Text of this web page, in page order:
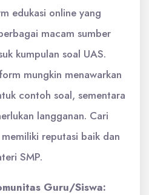
edukasi online yang
macam sumber
kumpulan soal UAS.
mungkin menawarkan
contoh soal, sementara
langganan. Cari
reputasi baik dan
SMP.
Guru/Siswa: